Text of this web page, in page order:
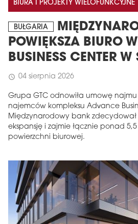
BIURA I PROJEKTY WIELOFUNKCYJNE
BUŁGARIA
POWIĘKSZA BIURO
BUSINESS CENTER W
schedule 04 sierpnia 2026
Grupa GTC odnowiła umowę
najemców kompleksu Advance
Międzynarodowy bank zdecydował
ekspansję i zajmie łącznie ponad
powierzchni biurowej.